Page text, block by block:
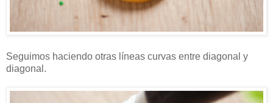
Seguimos haciendo otras líneas curvas entre diagonal y
diagonal.